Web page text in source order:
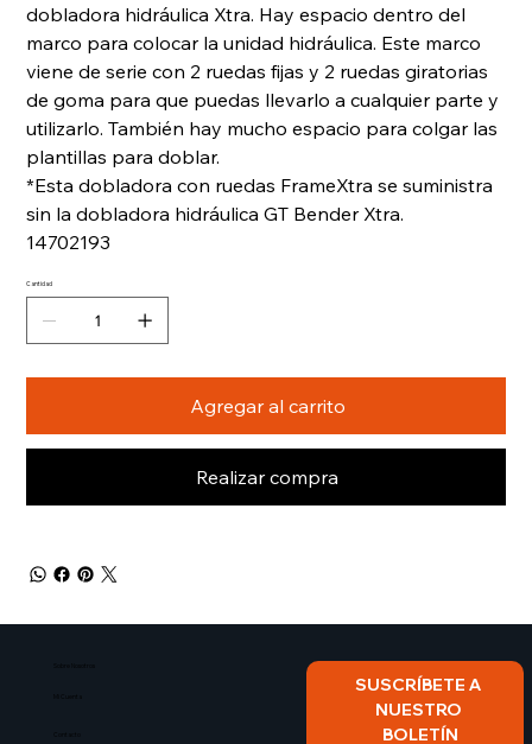
dobladora hidráulica Xtra. Hay espacio dentro del
marco para colocar la unidad hidráulica. Este marco
viene de serie con 2 ruedas fijas y 2 ruedas giratorias
de goma para que puedas llevarlo a cualquier parte y
utilizarlo. También hay mucho espacio para colgar las
plantillas para doblar.
*Esta dobladora con ruedas FrameXtra se suministra
sin la dobladora hidráulica GT Bender Xtra.
14702193
Cantidad
Agregar al carrito
Realizar compra
Mi Cuenta
Contacto
SUSCRÍBETE A
NUESTRO
BOLETÍN